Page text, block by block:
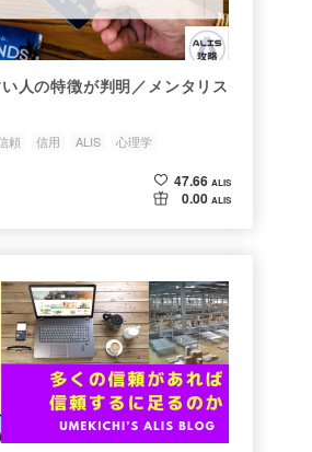
人の特徴が判明／メンタリス
頼 信用 ALIS 心理学
47.66 ALIS
0.00 ALIS